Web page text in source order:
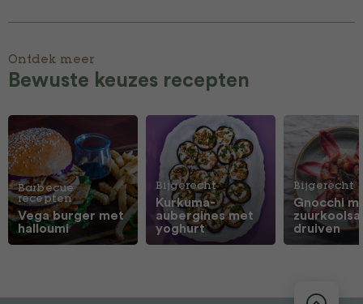
Ontdek meer
Bewuste keuzes recepten
Barbecue
recepten
Vega burger met
halloumi
Bijgerecht
Kurkuma-
aubergines met
yoghurt
Bijgerecht
Gnocchi
druiven